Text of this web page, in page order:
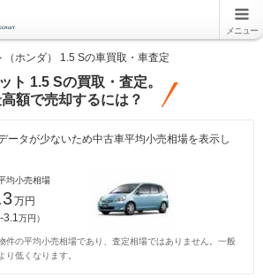
メニュー
（ホンダ） 1.5 Sの車買取・車査定
ト 1.5 Sの買取・査定。
額で売却するには？
ータが少ないため中古車平均小売相場を表示し
均小売相場
万円
-3.1万円）
件の平均小売相場であり、査定相場ではありません。一般
り低くなります。